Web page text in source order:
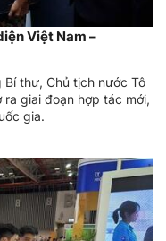
Việt Nam –
thư, Chủ tịch nước Tô
giai đoạn hợp tác mới,
gia.